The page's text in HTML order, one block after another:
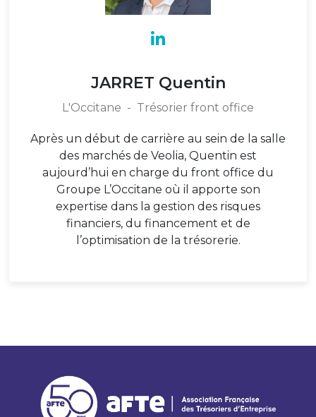
JARRET Quentin
L'Occitane - Trésorier front office
Après un début de carrière au sein de la salle
des marchés de Veolia, Quentin est
aujourd’hui en charge du front office du
Groupe L’Occitane où il apporte son
expertise dans la gestion des risques
financiers, du financement et de
l’optimisation de la trésorerie.